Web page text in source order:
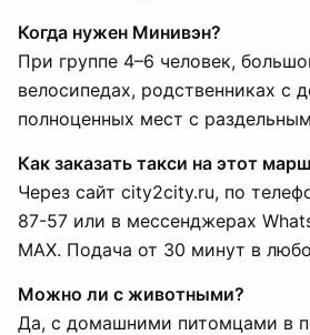
Когда нужен Минивэн?
При группе 4–6 человек,
велосипедах, родственниках с
полноценных мест с
Как заказать такси на этот
Через сайт city2city.ru, по
87-57 или в мессенджерах
MAX. Подача от 30 минут в
Можно ли с животными?
Да, с домашними питомцами в